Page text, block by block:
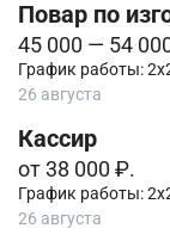
Повар по
45 000 — 54
График работы:
26 августа
Кассир
от 38 000 ₽.
График работы:
26 августа